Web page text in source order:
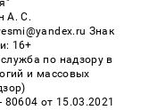
А. С.
Знак
16+
по надзору в
и массовых
от 15.03.2021